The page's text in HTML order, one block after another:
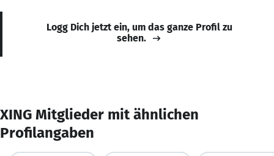
Logg Dich jetzt ein, um das ganze Profil zu
sehen.
XING Mitglieder mit ähnlichen
Profilangaben